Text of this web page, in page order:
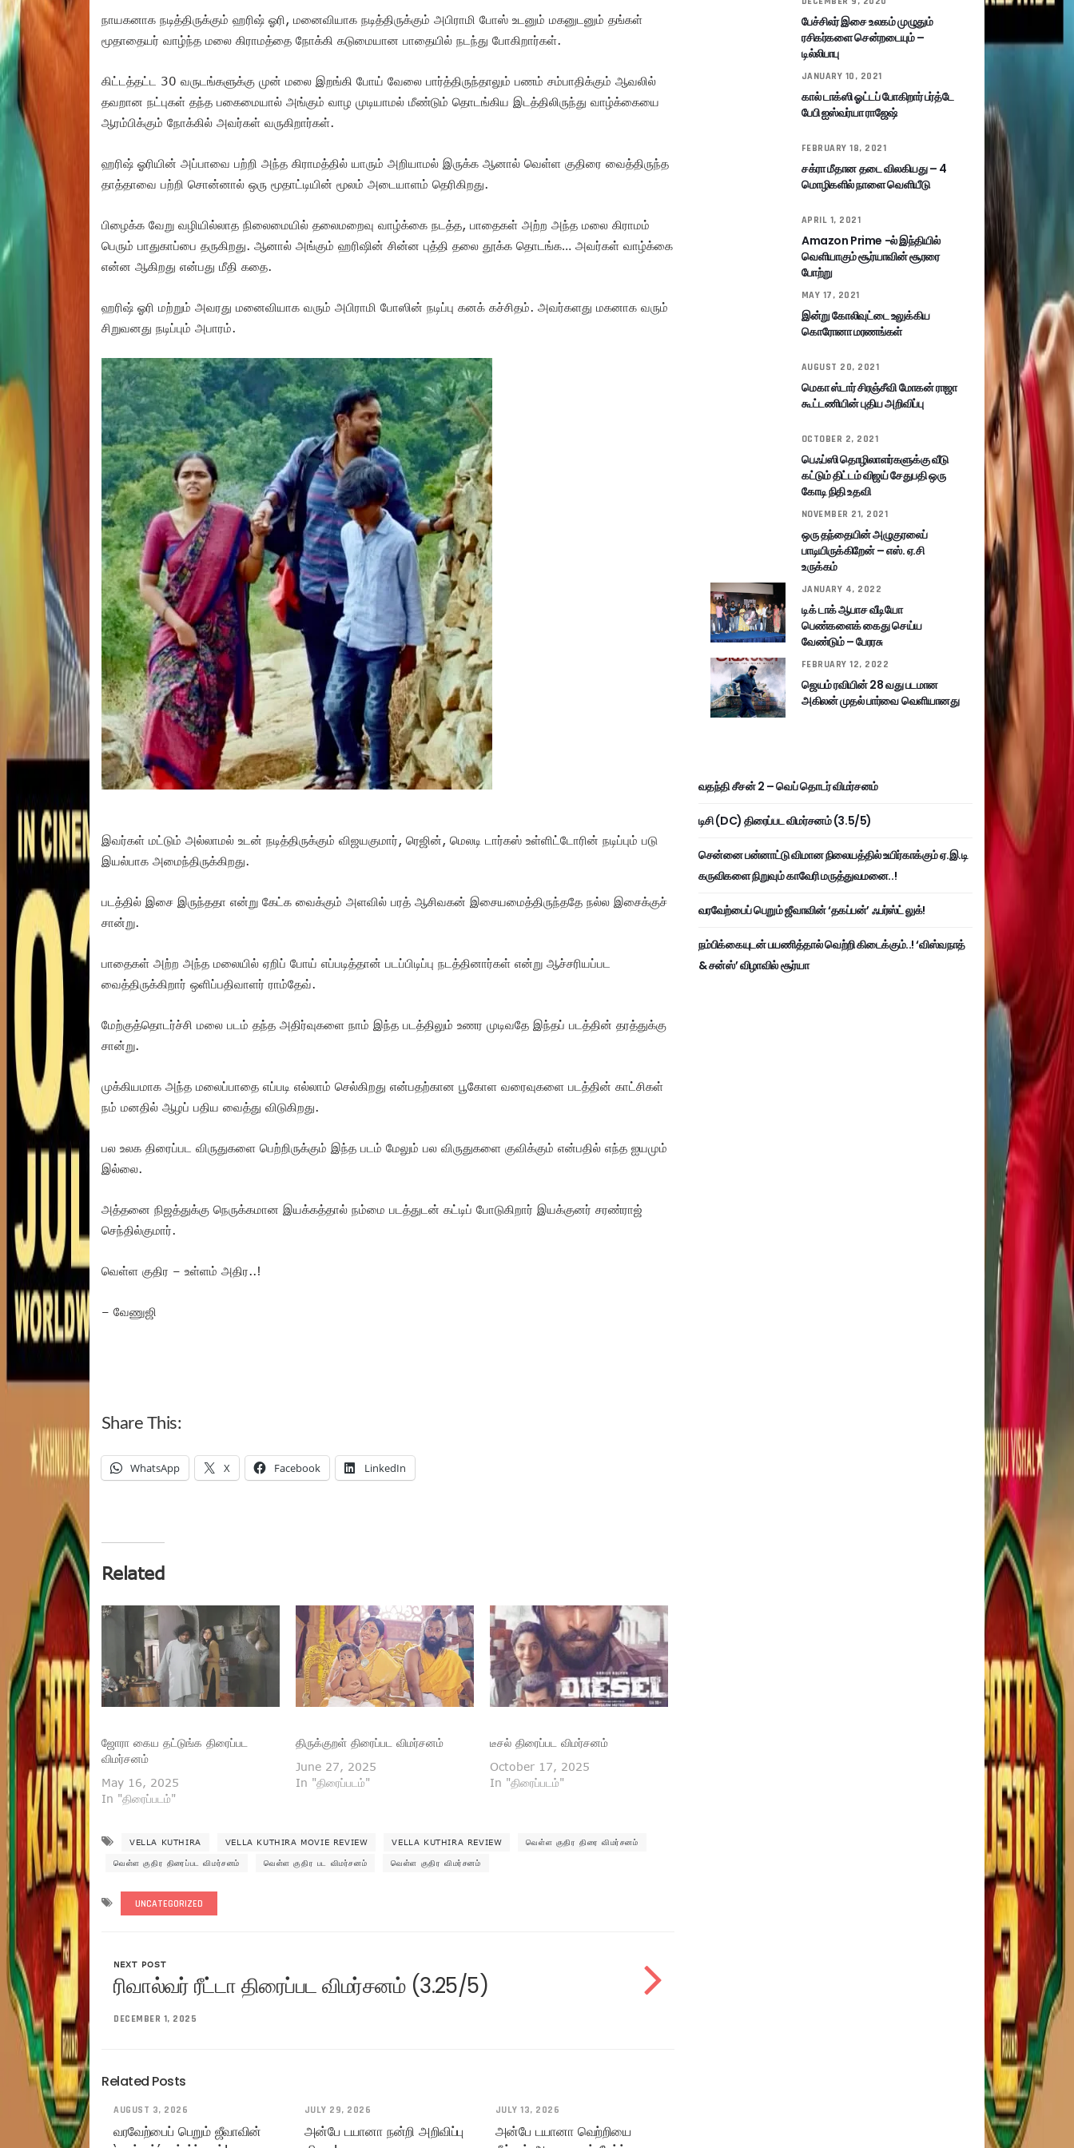
நாயகனாக நடித்திருக்கும் ஹரிஷ் ஓரி, மனைவியாக நடித்திருக்கும் அபிராமி போஸ் உடனும் மகனுடனும் தங்கள்
மூதாதையர் வாழ்ந்த மலை கிராமத்தை நோக்கி கடுமையான பாதையில் நடந்து போகிறார்கள்.
கிட்டத்தட்ட 30 வருடங்களுக்கு முன் மலை இறங்கி போய் வேலை பார்த்திருந்தாலும் பணம் சம்பாதிக்கும் ஆவலில்
தவறான நட்புகள் தந்த பகைமையால் அங்கும் வாழ முடியாமல் மீண்டும் தொடங்கிய இடத்திலிருந்து வாழ்க்கையை
ஆரம்பிக்கும் நோக்கில் அவர்கள் வருகிறார்கள்.
ஹரிஷ் ஓரியின் அப்பாவை பற்றி அந்த கிராமத்தில் யாரும் அறியாமல் இருக்க ஆனால் வெள்ள குதிரை வைத்திருந்த
தாத்தாவை பற்றி சொன்னால் ஒரு மூதாட்டியின் மூலம் அடையாளம் தெரிகிறது.
பிழைக்க வேறு வழியில்லாத நிலைமையில் தலைமறைவு வாழ்க்கை நடத்த, பாதைகள் அற்ற அந்த மலை கிராமம்
பெரும் பாதுகாப்பை தருகிறது. ஆனால் அங்கும் ஹரிஷின் சின்ன புத்தி தலை தூக்க தொடங்க… அவர்கள் வாழ்க்கை
என்ன ஆகிறது என்பது மீதி கதை.
ஹரிஷ் ஓரி மற்றும் அவரது மனைவியாக வரும் அபிராமி போஸின் நடிப்பு கனக் கச்சிதம். அவர்களது மகனாக வரும்
சிறுவனது நடிப்பும் அபாரம்.
இவர்கள் மட்டும் அல்லாமல் உடன் நடித்திருக்கும் விஜயகுமார், ரெஜின், மெலடி டார்கஸ் உள்ளிட்டோரின் நடிப்பும் படு
இயல்பாக அமைந்திருக்கிறது.
படத்தில் இசை இருந்ததா என்று கேட்க வைக்கும் அளவில் பரத் ஆசிவகன் இசையமைத்திருந்ததே நல்ல இசைக்குச்
சான்று.
பாதைகள் அற்ற அந்த மலையில் ஏறிப் போய் எப்படித்தான் படப்பிடிப்பு நடத்தினார்கள் என்று ஆச்சரியப்பட
வைத்திருக்கிறார் ஒளிப்பதிவாளர் ராம்தேவ்.
மேற்குத்தொடர்ச்சி மலை படம் தந்த அதிர்வுகளை நாம் இந்த படத்திலும் உணர முடிவதே இந்தப் படத்தின் தரத்துக்கு
சான்று.
முக்கியமாக அந்த மலைப்பாதை எப்படி எல்லாம் செல்கிறது என்பதற்கான பூகோள வரைவுகளை படத்தின் காட்சிகள்
நம் மனதில் ஆழப் பதிய வைத்து விடுகிறது.
பல உலக திரைப்பட விருதுகளை பெற்றிருக்கும் இந்த படம் மேலும் பல விருதுகளை குவிக்கும் என்பதில் எந்த ஐயமும்
இல்லை.
அத்தனை நிஜத்துக்கு நெருக்கமான இயக்கத்தால் நம்மை படத்துடன் கட்டிப் போடுகிறார் இயக்குனர் சரண்ராஜ்
செந்தில்குமார்.
வெள்ள குதிர – உள்ளம் அதிர..!
– வேணுஜி
Share This:
WhatsApp X Facebook LinkedIn
Related
ஜோரா கைய தட்டுங்க திரைப்பட
விமர்சனம்
May 16, 2025
In "திரைப்படம்"
திருக்குறள் திரைப்பட விமர்சனம்
June 27, 2025
In "திரைப்படம்"
டீசல் திரைப்பட விமர்சனம்
October 17, 2025
In "திரைப்படம்"
VELLA KUTHIRA VELLA KUTHIRA MOVIE REVIEW VELLA KUTHIRA REVIEW வெள்ள குதிர திரை விமர்சனம்
வெள்ள குதிர திரைப்பட விமர்சனம் வெள்ள குதிர பட விமர்சனம் வெள்ள குதிர விமர்சனம்
UNCATEGORIZED
NEXT POST
ரிவால்வர் ரீட்டா திரைப்பட விமர்சனம் (3.25/5)
DECEMBER 1, 2025
Related Posts
AUGUST 3, 2026
வரவேற்பைப் பெறும் ஜீவாவின்
JULY 29, 2026
அன்பே டயானா நன்றி அறிவிப்பு
JULY 13, 2026
அன்பே டயானா வெற்றியை
பேச்சிலர் இசை உலகம் முழுதும்
ரசிகர்களை சென்றடையும் –
டில்லிபாபு
JANUARY 10, 2021
கால் டாக்ஸி ஓட்டப் போகிறார் பர்த்டே
பேபி ஐஸ்வர்யா ராஜேஷ்
FEBRUARY 18, 2021
சக்ரா மீதான தடை விலகியது – 4
மொழிகளில் நாளை வெளியீடு
APRIL 1, 2021
Amazon Prime -ல் இந்தியில்
வெளியாகும் சூர்யாவின் சூரரை
போற்று
MAY 17, 2021
இன்று கோலிவுட்டை உலுக்கிய
கொரோனா மரணங்கள்
AUGUST 20, 2021
மெகா ஸ்டார் சிரஞ்சீவி மோகன் ராஜா
கூட்டணியின் புதிய அறிவிப்பு
OCTOBER 2, 2021
பெஃப்ஸி தொழிலாளர்களுக்கு வீடு
கட்டும் திட்டம் விஜய் சேதுபதி ஒரு
கோடி நிதி உதவி
NOVEMBER 21, 2021
ஒரு தந்தையின் அழுகுரலைப்
பாடியிருக்கிறேன் – எஸ். ஏ.சி
உருக்கம்
JANUARY 4, 2022
டிக் டாக் ஆபாச வீடியோ
பெண்களைக் கைது செய்ய
வேண்டும் – பேரரசு
FEBRUARY 12, 2022
ஜெயம் ரவியின் 28 வது படமான
அகிலன் முதல் பார்வை வெளியானது
வதந்தி சீசன் 2 – வெப் தொடர் விமர்சனம்
டிசி (DC) திரைப்பட விமர்சனம் (3.5/5)
சென்னை பன்னாட்டு விமான நிலையத்தில் உயிர்காக்கும் ஏ.இ.டி
கருவிகளை நிறுவும் காவேரி மருத்துவமனை..!
வரவேற்பைப் பெறும் ஜீவாவின் ‘தகப்பன்’ ஃபர்ஸ்ட் லுக்!
நம்பிக்கையுடன் பயணித்தால் வெற்றி கிடைக்கும்..! ‘விஸ்வநாத்
& சன்ஸ்’ விழாவில் சூர்யா